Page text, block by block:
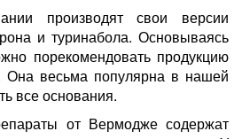
производят свои версии
и туринабола. Основываясь
порекомендовать продукцию
Она весьма популярна в нашей
все основания.
от Вермодже содержат